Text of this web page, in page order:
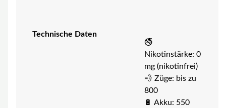
Technische Daten
🚭
Nikotinstärke: 0
mg (nikotinfrei)
💨 Züge: bis zu
800
🔋 Akku: 550